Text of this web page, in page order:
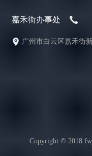
嘉禾街办事处
广州市白云区嘉禾街
Copyright © 2018